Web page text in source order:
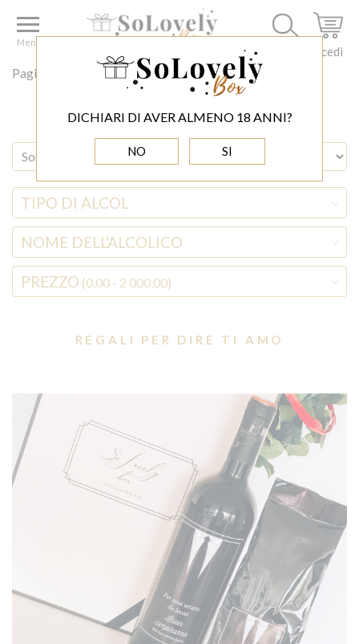
DICHIARI DI AVER ALMENO 18 ANNI?
NO SI
Accedi
Menu
Pagina principale OCCASIONI Regali per dire ti amo
TIPO DI ALCOL
NOME DELL'ALCOLICO
PREZZO (0,00 - 2 000,00)
REGALI PER DIRE TI AMO